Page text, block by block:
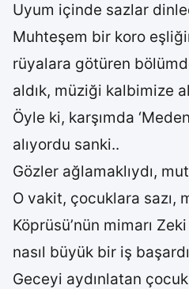
Uyum içinde sazlar
Muhteşem bir koro
rüyalara götüren
aldık, müziği kalbimize
Öyle ki, karşımda
alıyordu sanki..
Gözler ağlamaklıydı,
O vakit, çocuklara sazı,
Köprüsü’nün mimarı
nasıl büyük bir iş
Geceyi aydınlatan